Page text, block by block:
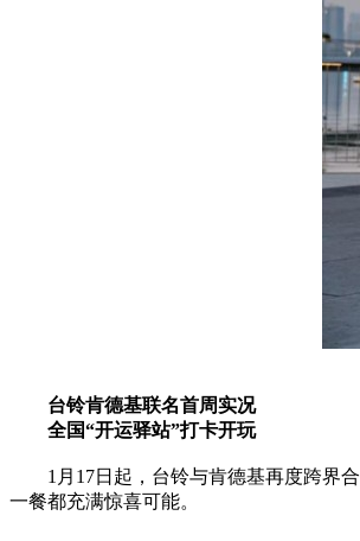
台铃肯德基联名首周实况
全国“开运驿站”打卡开玩
1月17日起，台铃与肯德基再度跨界
一餐都充满惊喜可能。